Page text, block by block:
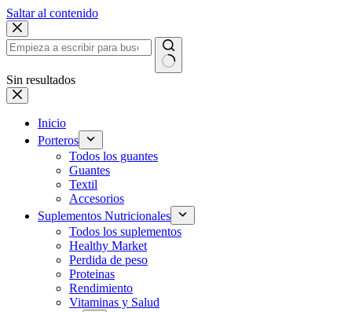
Saltar al contenido
Sin resultados
Inicio
Porteros
Todos los guantes
Guantes
Textil
Accesorios
Suplementos Nutricionales
Todos los suplementos
Healthy Market
Perdida de peso
Proteinas
Rendimiento
Vitaminas y Salud